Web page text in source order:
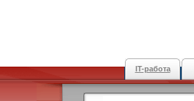
IT-работа